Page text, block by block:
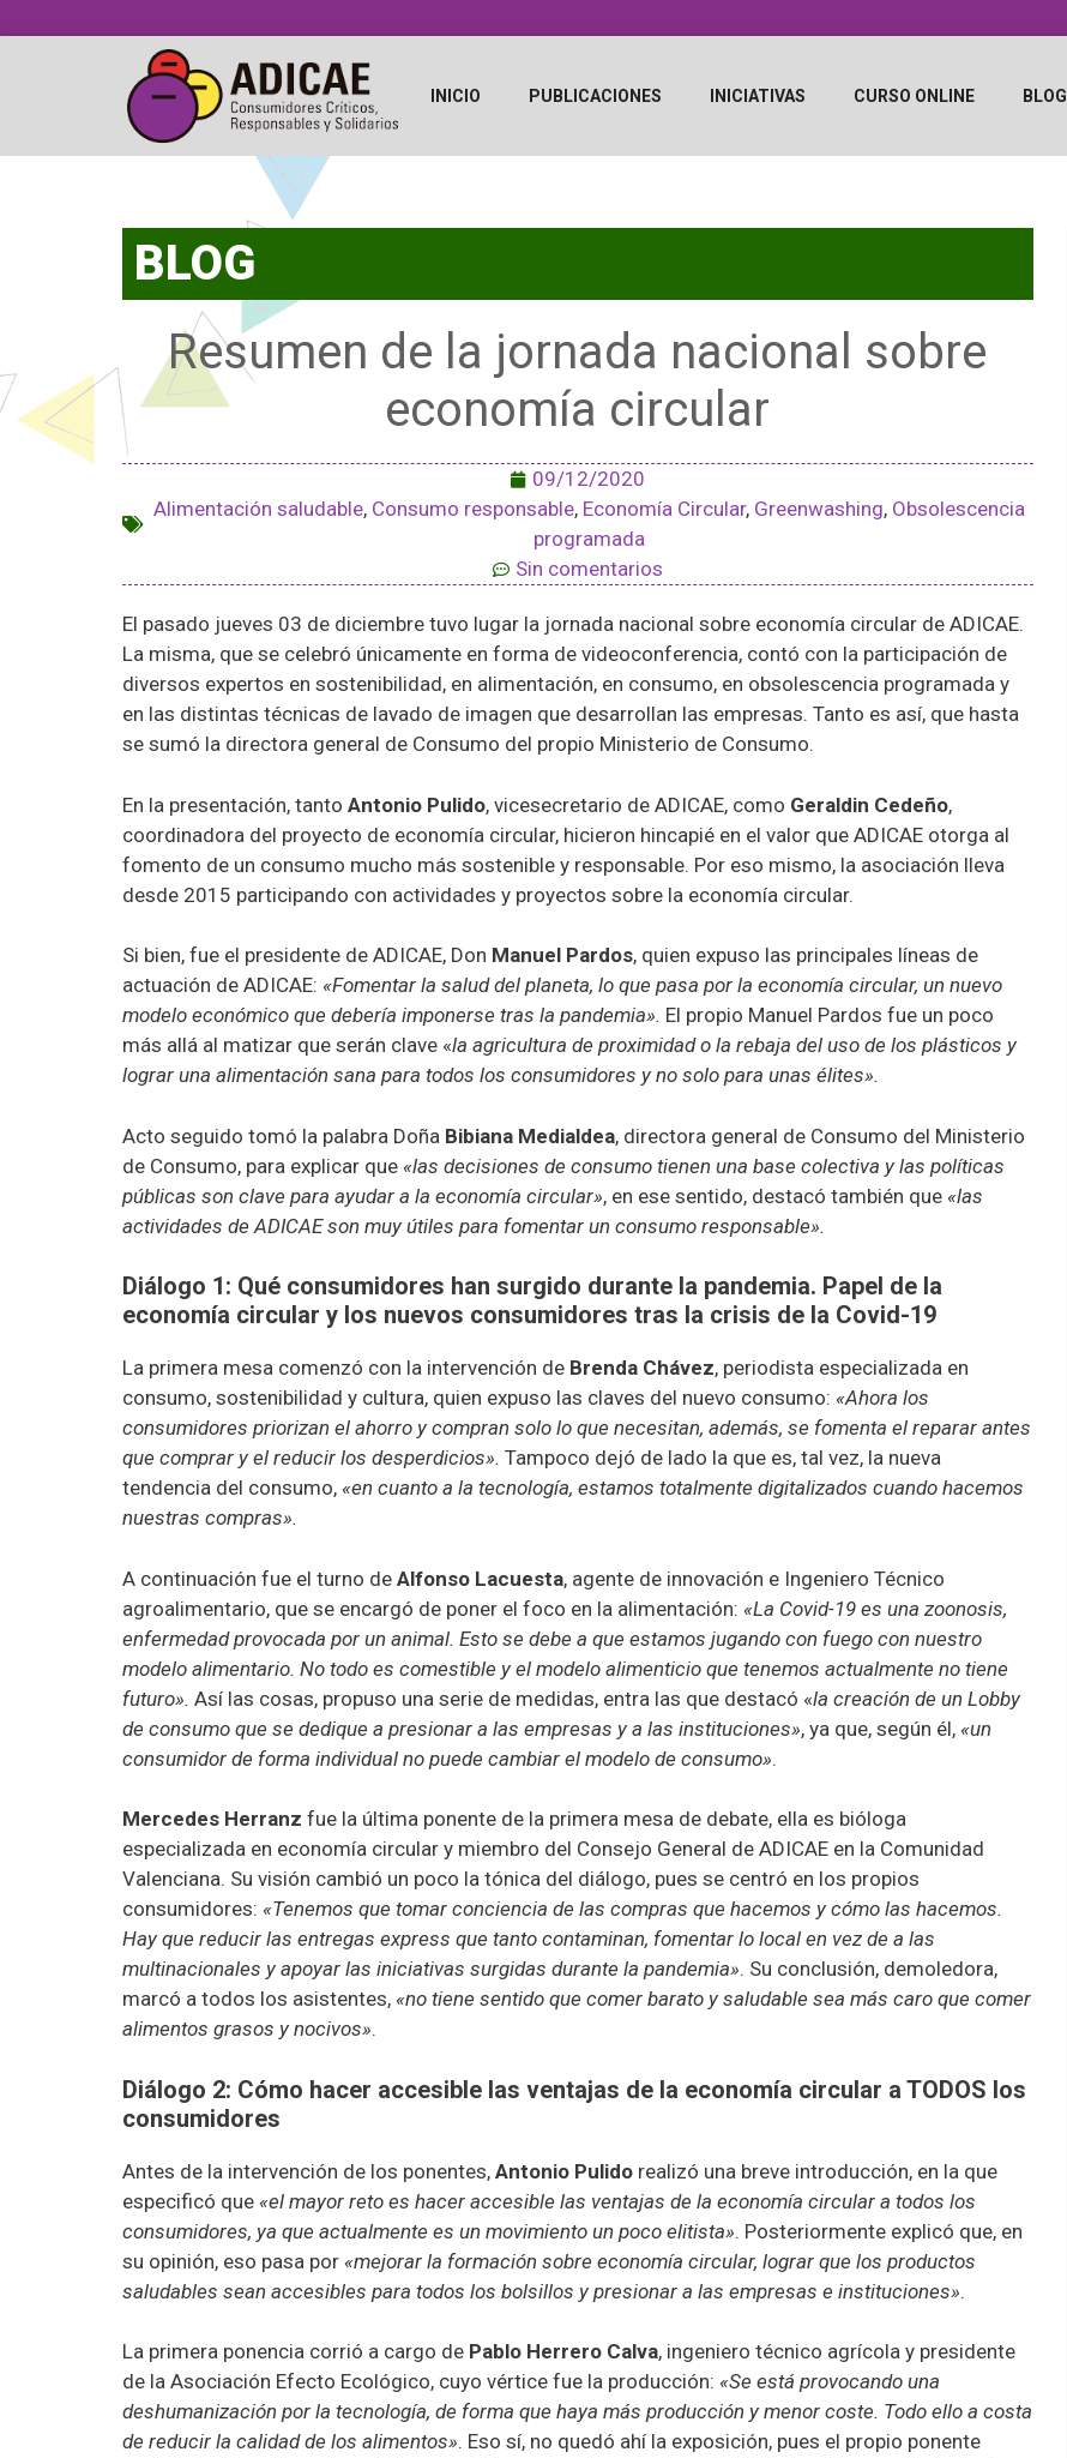
INICIO PUBLICACIONES INICIATIVAS CURSO ONLINE BLOG
BLOG
Resumen de la jornada nacional sobre
economía circular
09/12/2020
Alimentación saludable, Consumo responsable, Economía Circular, Greenwashing, Obsolescencia
programada
Sin comentarios
El pasado jueves 03 de diciembre tuvo lugar la jornada nacional sobre economía circular de ADICAE.
La misma, que se celebró únicamente en forma de videoconferencia, contó con la participación de
diversos expertos en sostenibilidad, en alimentación, en consumo, en obsolescencia programada y
en las distintas técnicas de lavado de imagen que desarrollan las empresas. Tanto es así, que hasta
se sumó la directora general de Consumo del propio Ministerio de Consumo.
En la presentación, tanto Antonio Pulido, vicesecretario de ADICAE, como Geraldin Cedeño,
coordinadora del proyecto de economía circular, hicieron hincapié en el valor que ADICAE otorga al
fomento de un consumo mucho más sostenible y responsable. Por eso mismo, la asociación lleva
desde 2015 participando con actividades y proyectos sobre la economía circular.
Si bien, fue el presidente de ADICAE, Don Manuel Pardos, quien expuso las principales líneas de
actuación de ADICAE: «Fomentar la salud del planeta, lo que pasa por la economía circular, un nuevo
modelo económico que debería imponerse tras la pandemia». El propio Manuel Pardos fue un poco
más allá al matizar que serán clave «la agricultura de proximidad o la rebaja del uso de los plásticos y
lograr una alimentación sana para todos los consumidores y no solo para unas élites».
Acto seguido tomó la palabra Doña Bibiana Medialdea, directora general de Consumo del Ministerio
de Consumo, para explicar que «las decisiones de consumo tienen una base colectiva y las políticas
públicas son clave para ayudar a la economía circular», en ese sentido, destacó también que «las
actividades de ADICAE son muy útiles para fomentar un consumo responsable».
Diálogo 1: Qué consumidores han surgido durante la pandemia. Papel de la
economía circular y los nuevos consumidores tras la crisis de la Covid-19
La primera mesa comenzó con la intervención de Brenda Chávez, periodista especializada en
consumo, sostenibilidad y cultura, quien expuso las claves del nuevo consumo: «Ahora los
consumidores priorizan el ahorro y compran solo lo que necesitan, además, se fomenta el reparar antes
que comprar y el reducir los desperdicios». Tampoco dejó de lado la que es, tal vez, la nueva
tendencia del consumo, «en cuanto a la tecnología, estamos totalmente digitalizados cuando hacemos
nuestras compras».
A continuación fue el turno de Alfonso Lacuesta, agente de innovación e Ingeniero Técnico
agroalimentario, que se encargó de poner el foco en la alimentación: «La Covid-19 es una zoonosis,
enfermedad provocada por un animal. Esto se debe a que estamos jugando con fuego con nuestro
modelo alimentario. No todo es comestible y el modelo alimenticio que tenemos actualmente no tiene
futuro». Así las cosas, propuso una serie de medidas, entra las que destacó «la creación de un Lobby
de consumo que se dedique a presionar a las empresas y a las instituciones», ya que, según él, «un
consumidor de forma individual no puede cambiar el modelo de consumo».
Mercedes Herranz fue la última ponente de la primera mesa de debate, ella es bióloga
especializada en economía circular y miembro del Consejo General de ADICAE en la Comunidad
Valenciana. Su visión cambió un poco la tónica del diálogo, pues se centró en los propios
consumidores: «Tenemos que tomar conciencia de las compras que hacemos y cómo las hacemos.
Hay que reducir las entregas express que tanto contaminan, fomentar lo local en vez de a las
multinacionales y apoyar las iniciativas surgidas durante la pandemia». Su conclusión, demoledora,
marcó a todos los asistentes, «no tiene sentido que comer barato y saludable sea más caro que comer
alimentos grasos y nocivos».
Diálogo 2: Cómo hacer accesible las ventajas de la economía circular a TODOS los
consumidores
Antes de la intervención de los ponentes, Antonio Pulido realizó una breve introducción, en la que
especificó que «el mayor reto es hacer accesible las ventajas de la economía circular a todos los
consumidores, ya que actualmente es un movimiento un poco elitista». Posteriormente explicó que, en
su opinión, eso pasa por «mejorar la formación sobre economía circular, lograr que los productos
saludables sean accesibles para todos los bolsillos y presionar a las empresas e instituciones».
La primera ponencia corrió a cargo de Pablo Herrero Calva, ingeniero técnico agrícola y presidente
de la Asociación Efecto Ecológico, cuyo vértice fue la producción: «Se está provocando una
deshumanización por la tecnología, de forma que haya más producción y menor coste. Todo ello a costa
de reducir la calidad de los alimentos». Eso sí, no quedó ahí la exposición, pues el propio ponente